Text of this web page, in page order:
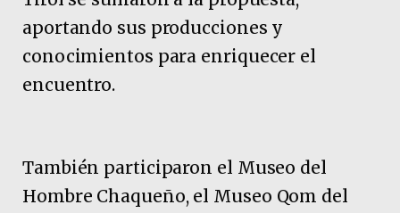
aportando sus producciones y
conocimientos para enriquecer el
encuentro.
También participaron el Museo del
Hombre Chaqueño, el Museo Qom del